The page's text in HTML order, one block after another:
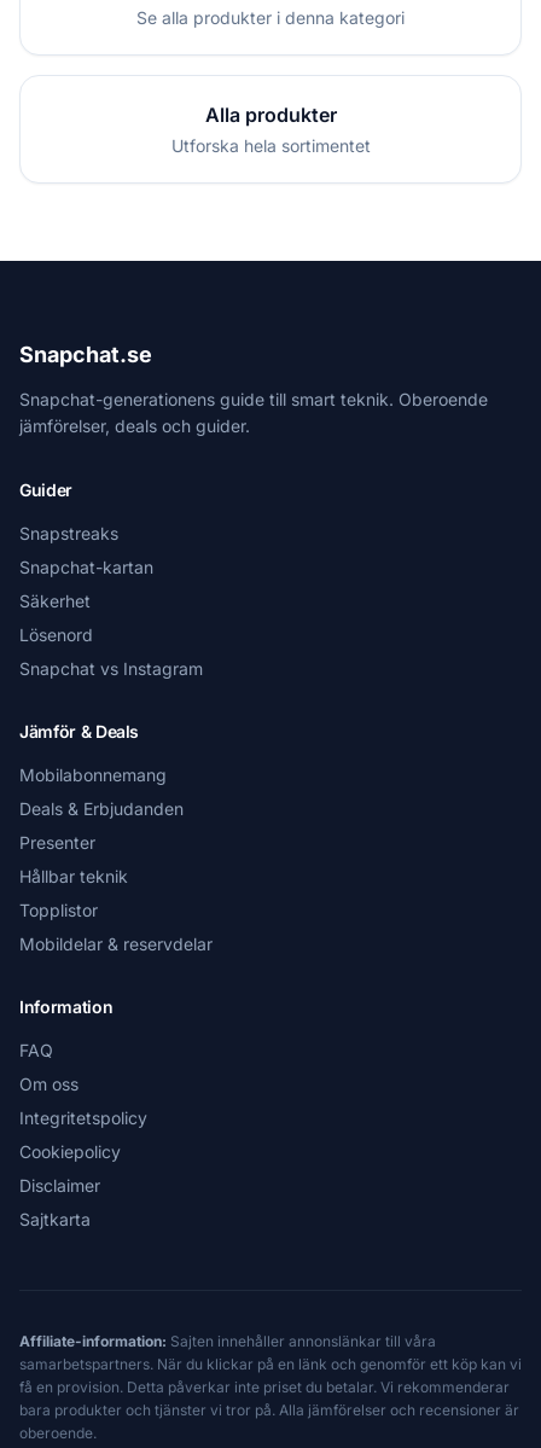
Se alla produkter i denna kategori
Alla produkter
Utforska hela sortimentet
Snapchat.se
Snapchat-generationens guide till smart teknik. Oberoende
jämförelser, deals och guider.
Guider
Snapstreaks
Snapchat-kartan
Säkerhet
Lösenord
Snapchat vs Instagram
Jämför & Deals
Mobilabonnemang
Deals & Erbjudanden
Presenter
Hållbar teknik
Topplistor
Mobildelar & reservdelar
Information
FAQ
Om oss
Integritetspolicy
Cookiepolicy
Disclaimer
Sajtkarta
Affiliate-information: Sajten innehåller annonslänkar till våra
samarbetspartners. När du klickar på en länk och genomför ett köp kan vi
få en provision. Detta påverkar inte priset du betalar. Vi rekommenderar
bara produkter och tjänster vi tror på. Alla jämförelser och recensioner är
oberoende.